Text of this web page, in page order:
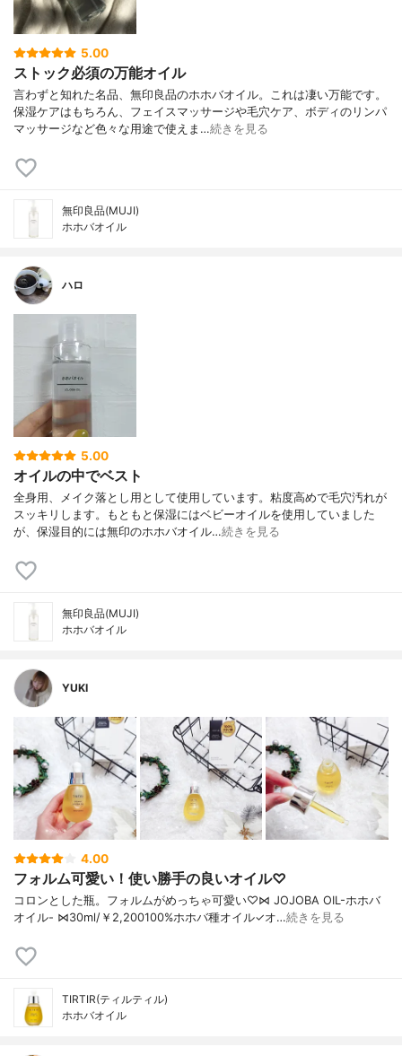
5.00
ストック必須の万能オイル
言わずと知れた名品、無印良品のホホバオイル。これは凄い万能です。
保湿ケアはもちろん、フェイスマッサージや毛穴ケア、ボディのリンパ
マッサージなど色々な用途で使えま…続きを見る
無印良品(MUJI)
ホホバオイル
ハロ
5.00
オイルの中でベスト
全身用、メイク落とし用として使用しています。粘度高めで毛穴汚れが
スッキリします。もともと保湿にはベビーオイルを使用していました
が、保湿目的には無印のホホバオイル…続きを見る
無印良品(MUJI)
ホホバオイル
YUKI
4.00
フォルム可愛い！使い勝手の良いオイル♡
コロンとした瓶。 フォルムがめっちゃ可愛い♡ ⋈ JOJOBA OIL-ホホバ
オイル- ⋈ 30ml/￥2,200 100%ホホバ種オイル ✓オ…続きを見る
TIRTIR(ティルティル)
ホホバオイル